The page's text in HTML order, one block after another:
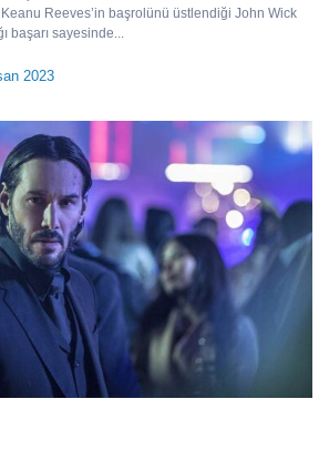
Keanu Reeves’in başrolünü üstlendiği John Wick
başarı sayesinde...
2023